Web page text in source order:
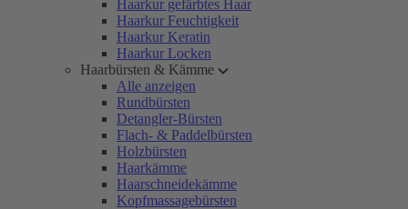
Haarkur gefärbtes Haar
Haarkur Feuchtigkeit
Haarkur Keratin
Haarkur Locken
Haarbürsten & Kämme
Alle anzeigen
Rundbürsten
Detangler-Bürsten
Flach- & Paddelbürsten
Holzbürsten
Haarkämme
Haarschneidekämme
Kopfmassagebürsten